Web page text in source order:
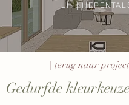
LH |
| terug naar
Gedurfde